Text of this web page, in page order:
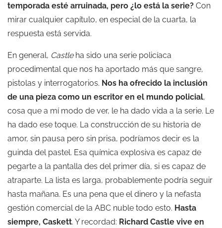
temporada esté arruinada, pero ¿lo está la serie? Con
mirar cualquier capítulo, en especial de la cuarta, la
respuesta está servida.
En general, Castle ha sido una serie policíaca
procedimental que nos ha aportado más que sangre,
pistolas y interrogatorios. Nos ha ofrecido la inclusión
de una pieza como un escritor en el mundo policial,
cosa que a mí modo de ver, le ha dado vida a la serie. Le
ha dado ese toque. La construcción de su historia de
amor, sin pausa pero sin prisa, podríamos decir es la
guinda del pastel. Esa química explosiva es capaz de
pegarte a la pantalla des del primer día, si es capaz de
atraparte. La lista es larga, probablemente podría seguir
hasta mañana. Es una pena que el dinero y la nefasta
gestión comercial de la ABC nuble todo esto. Hasta
siempre, Caskett. Y recordad: Richard Castle vive en